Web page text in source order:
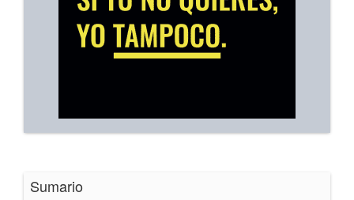
Sumario